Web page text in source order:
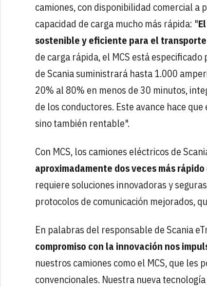
camiones, con disponibilidad comercial
capacidad de carga mucho más rápida: "
sostenible y eficiente para el
de carga rápida, el MCS está
de Scania suministrará hasta 1.000
20% al 80% en menos de 30 minutos,
de los conductores. Este avance hace
sino también rentable".
Con MCS, los camiones eléctricos de
aproximadamente dos veces más
requiere soluciones innovadoras y
protocolos de comunicación mejorados,
En palabras del responsable de Scania
compromiso con la innovación nos
nuestros camiones como el MCS, que
convencionales. Nuestra nueva